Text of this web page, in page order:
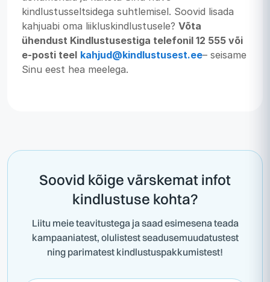
kindlustusseltsidega suhtlemisel. Soovid lisada
kahjuabi oma liikluskindlustusele? Võta
ühendust Kindlustusestiga telefonil 12 555 või
e-posti teel kahjud@kindlustusest.ee– seisame
Sinu eest hea meelega.
Soovid kõige värskemat infot
kindlustuse kohta?
Liitu meie teavitustega ja saad esimesena teada
kampaaniatest, olulistest seadusemuudatustest
ning parimatest kindlustuspakkumistest!